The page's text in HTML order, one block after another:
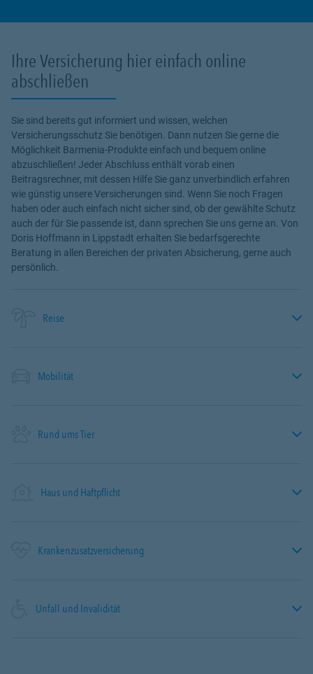
Ihre Versicherung hier einfach online
abschließen
Sie sind bereits gut informiert und wissen, welchen
Versicherungsschutz Sie benötigen. Dann nutzen Sie gerne die
Möglichkeit Barmenia-Produkte einfach und bequem online
abzuschließen! Jeder Abschluss enthält vorab einen
Beitragsrechner, mit dessen Hilfe Sie ganz unverbindlich erfahren
wie günstig unsere Versicherungen sind. Wenn Sie noch Fragen
haben oder auch einfach nicht sicher sind, ob der gewählte Schutz
auch der für Sie passende ist, dann sprechen Sie uns gerne an. Von
Doris Hoffmann in Lippstadt erhalten Sie bedarfsgerechte
Beratung in allen Bereichen der privaten Absicherung, gerne auch
persönlich.
Reise
Mobilität
Rund ums Tier
Haus und Haftpflicht
Krankenzusatzversicherung
Unfall und Invalidität